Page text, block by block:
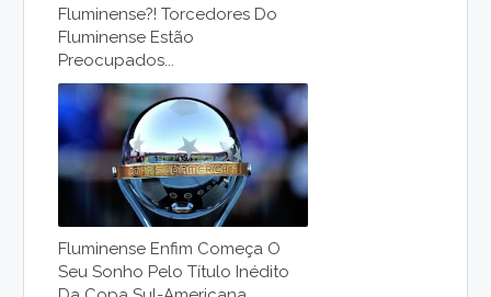
Fluminense?! Torcedores Do
Fluminense Estão
Preocupados...
Fluminense Enfim Começa O
Seu Sonho Pelo Título Inédito